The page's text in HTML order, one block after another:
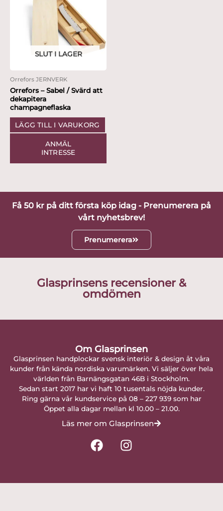
SLUT I LAGER
Orrefors JERNVERK
Orrefors – Sabel / Svärd att
dekapitera
champagneflaska
LÄGG TILL I VARUKORG
ANMÄL
INTRESSE
Få 50 kr på ditt första köp idag - Prenumerera på
vårt nyhetsbrev!
Prenumerera
Glasprinsens recensioner &
omdömen
Om Glasprinsen
Glasprinsen handplockar svensk interiör & design åt våra
kunder från kända nordiska varumärken. Vi säljer över hela
världen från Barnängsgatan 46B i Stockholm.
Sedan start 2017 har vi haft 10 tusentals nöjda kunder.
Ring gärna vår kundservice på 08 – 227 939 som har
Öppet alla dagar mellan kl 10.00 – 21.00.
Läs mer om Glasprinsen
F
a
I
n